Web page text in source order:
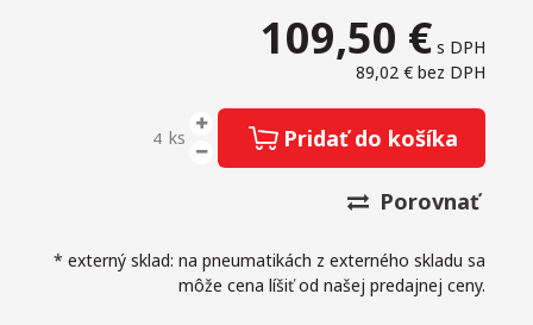
109,50 € s DPH
89,02 € bez DPH
ks Pridať do košíka
Porovnať
* externý sklad: na pneumatikách z externého skladu sa
môže cena líšiť od našej predajnej ceny.